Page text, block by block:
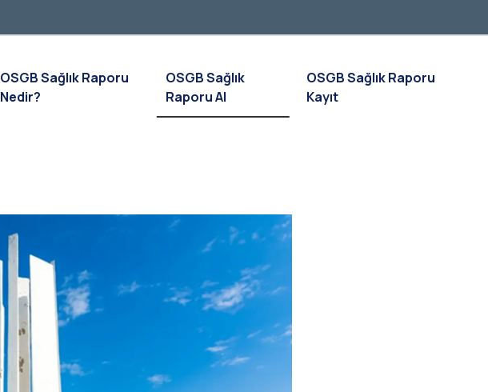
OSGB Sağlık Raporu
Nedir?
OSGB Sağlık
Raporu Al
OSGB Sağlık Raporu
Kayıt